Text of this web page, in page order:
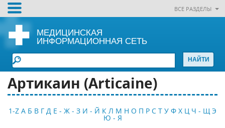
ВСЕ РАЗДЕЛЫ
МЕДИЦИНСКАЯ
ИНФОРМАЦИОННАЯ СЕТЬ
Артикаин (Articaine)
1-Z А Б В Г Д Е - Ж - З И - Й К Л М Н О П Р С Т У Ф Х Ц Ч - Щ Э
Ю - Я